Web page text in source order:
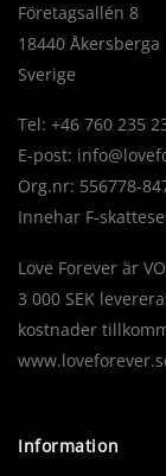
Företagsallén 8
18440 Åkersberga
Sverige
Tel: +46 760 235
E-post:
Org.nr: 556778-
Innehar F-
Love Forever är
3 000 SEK
kostnader
Information